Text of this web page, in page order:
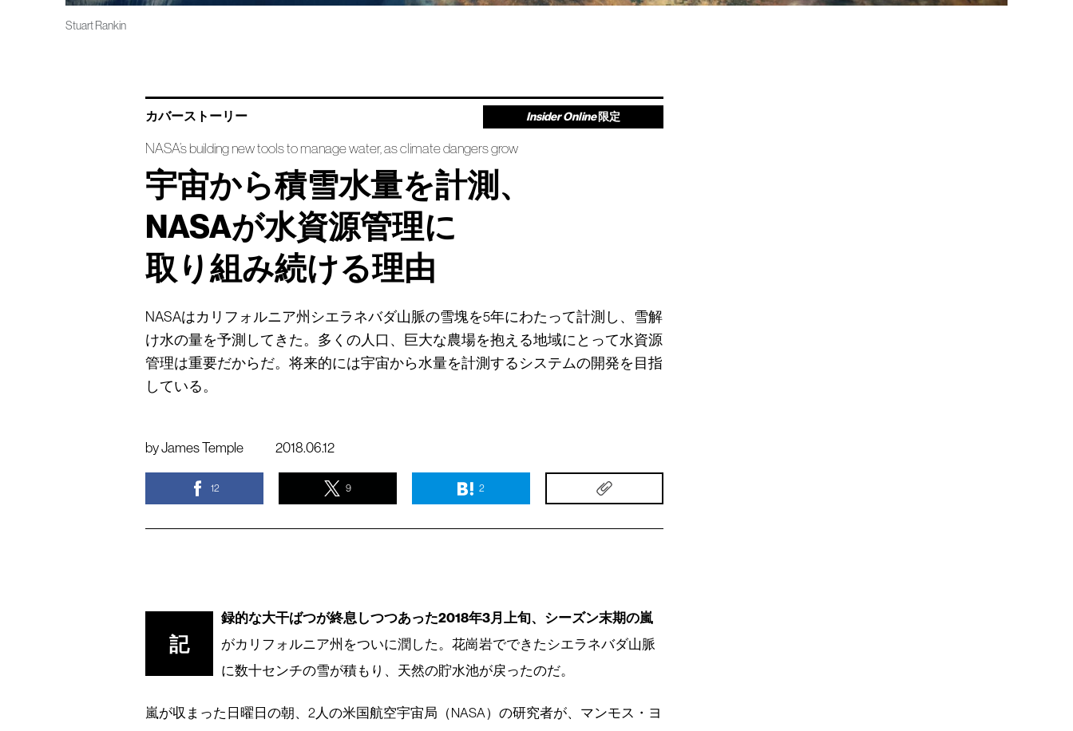
Stuart Rankin
カバーストーリー Insider Online 限定
NASA’s building new tools to manage water, as climate dangers grow
宇宙から積雪水量を計測、
NASAが水資源管理に
取り組み続ける理由
NASAはカリフォルニア州シエラネバダ山脈の雪塊を5年にわたって計測し、雪解
け水の量を予測してきた。多くの人口、巨大な農場を抱える地域にとって水資源
管理は重要だからだ。将来的には宇宙から水量を計測するシステムの開発を目指
している。
byJames Temple 2018.06.12
12 9 2
記
録的な大干ばつが終息しつつあった2018年3月上旬、シーズン末期の嵐
がカリフォルニア州をついに潤した。花崗岩でできたシエラネバダ山脈
に数十センチの雪が積もり、天然の貯水池が戻ったのだ。
嵐が収まった日曜日の朝、2人の米国航空宇宙局（NASA）の研究者が、マンモス・ヨ